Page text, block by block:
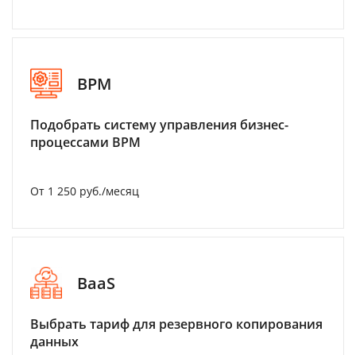
BPM
Подобрать систему управления бизнес-
процессами BPM
От 1 250 руб./месяц
BaaS
Выбрать тариф для резервного копирования
данных